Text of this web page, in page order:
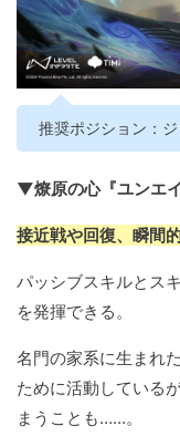
推奨ポジション：
▼燎原の心『ユンエイ
接近戦や回復、瞬間
パッシブスキルとス
を発揮できる。
名門の家系に生まれ
ために活動している
まうことも……。